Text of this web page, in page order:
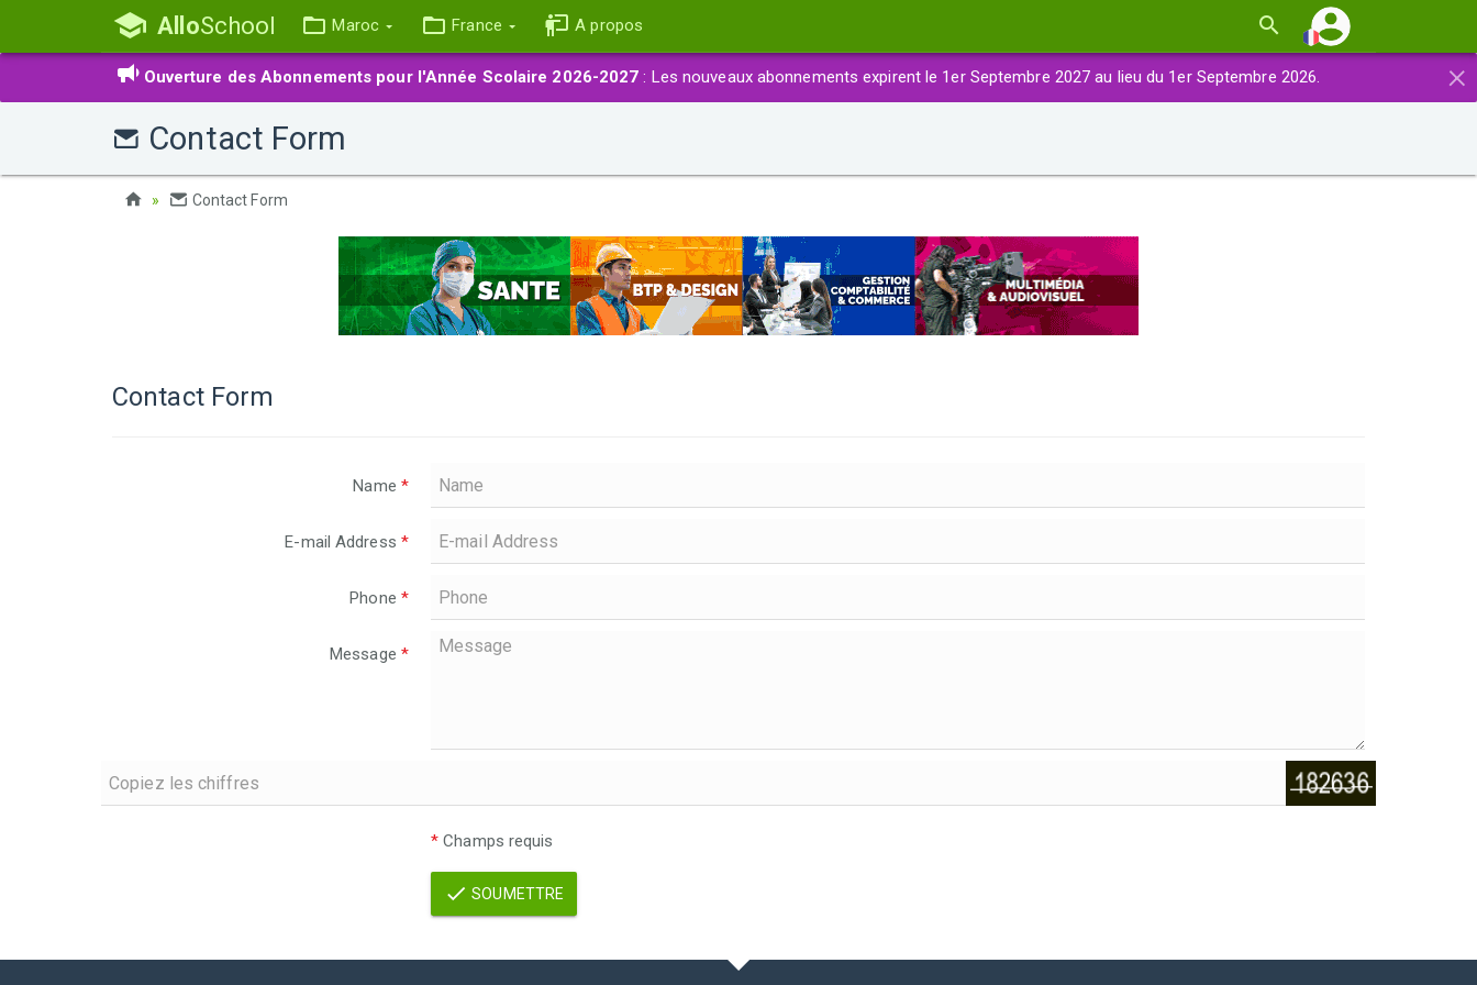
AlloSchool Maroc France A propos
×
Ouverture des Abonnements pour l'Année Scolaire 2026-2027 : Les nouveaux abonnements expirent le 1er Septembre 2027 au lieu du 1er Septembre 2026.
Contact Form
Contact Form
Contact Form
Name *
E-mail Address *
Phone *
Message *
* Champs requis
SOUMETTRE